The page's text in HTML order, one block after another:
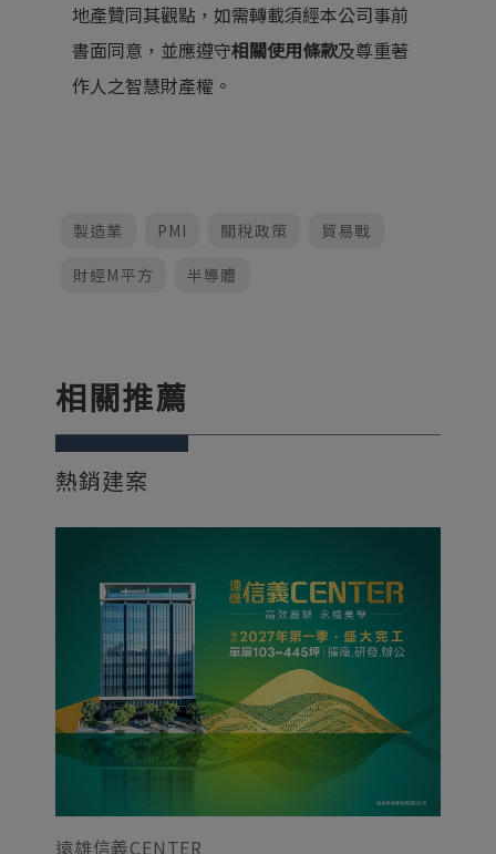
地產贊同其觀點，如需轉載須經本公司事前
書面同意，並應遵守相關使用條款及尊重著
作人之智慧財產權。
製造業 PMI 關稅政策
貿易戰
財經M平方
半導體
相關推薦
熱銷建案
遠雄信義CENTER